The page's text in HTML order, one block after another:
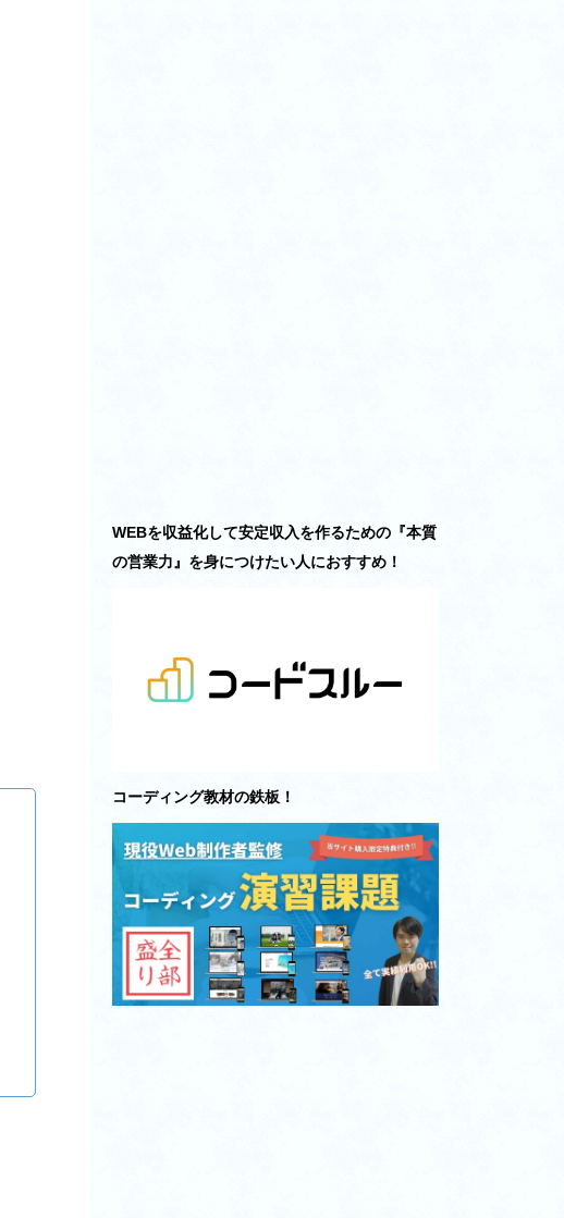
WEBを収益化して安定収入を作るための『本質
の営業力』を身につけたい人におすすめ！
コーディング教材の鉄板！